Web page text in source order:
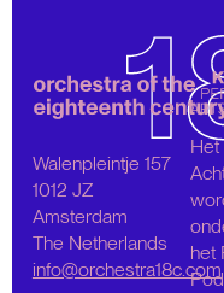
Walenpleintje 157
1012 JZ
Amsterdam
The Netherlands
info@orchestra18c.com
Het
het